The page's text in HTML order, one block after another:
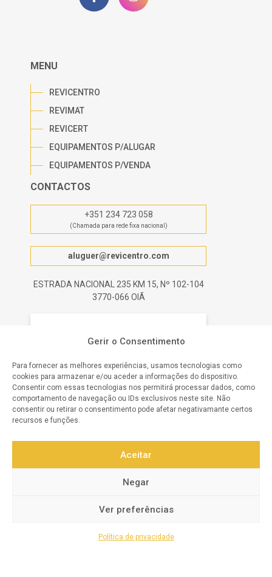
Gerir o Consentimento
Para fornecer as melhores experiências, usamos tecnologias como
cookies para armazenar e/ou aceder a informações do dispositivo.
Consentir com essas tecnologias nos permitirá processar dados, como
comportamento de navegação ou IDs exclusivos neste site. Não
consentir ou retirar o consentimento pode afetar negativamante certos
recursos e funções.
Aceitar
Negar
Ver preferências
Política de privacidade
MENU
REVICENTRO
REVIMAT
REVICERT
EQUIPAMENTOS P/ALUGAR
EQUIPAMENTOS P/VENDA
CONTACTOS
+351 234 723 058
(Chamada para rede fixa nacional)
aluguer@revicentro.com
ESTRADA NACIONAL 235 KM 15, Nº 102-104
3770-066 OIÃ
Satisfação do Cliente
Qualidade Garantida
Atendimento Personalizado
Confiança e Segurança
Transparência e Integridade